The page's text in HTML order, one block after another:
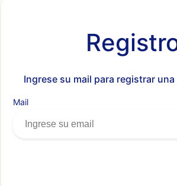
Ingrese su mail para registrar
Mail